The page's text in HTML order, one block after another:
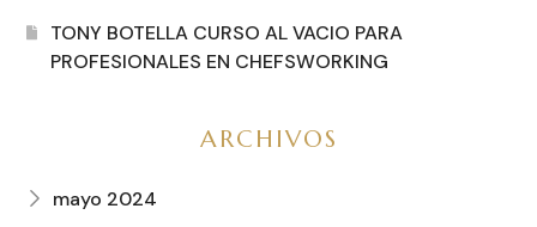
TONY BOTELLA CURSO AL VACIO PARA
PROFESIONALES EN CHEFSWORKING
ARCHIVOS
mayo 2024